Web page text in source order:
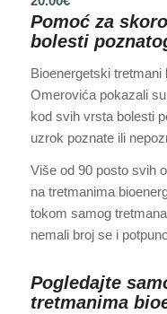
Pomoć za
bolesti
Bioenergetski
Omerovića pokazali
kod svih vrsta bolesti
uzrok poznate ili
Više od 90 posto svih
na tretmanima
tokom samog
nemali broj se i
Pogledajte
tretmanima